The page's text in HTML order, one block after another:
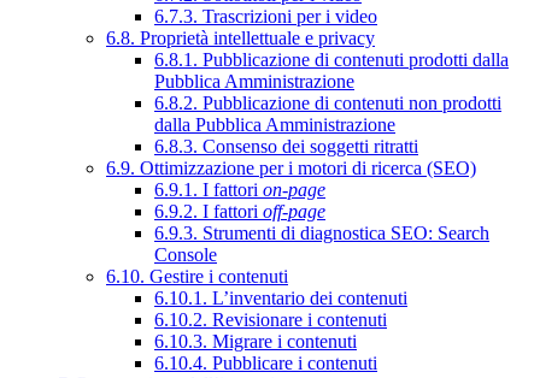
6.7.3. Trascrizioni per i video
6.8. Proprietà intellettuale e privacy
6.8.1. Pubblicazione di contenuti prodotti dalla
Pubblica Amministrazione
6.8.2. Pubblicazione di contenuti non prodotti
dalla Pubblica Amministrazione
6.8.3. Consenso dei soggetti ritratti
6.9. Ottimizzazione per i motori di ricerca (SEO)
6.9.1. I fattori on-page
6.9.2. I fattori off-page
6.9.3. Strumenti di diagnostica SEO: Search
Console
6.10. Gestire i contenuti
6.10.1. L’inventario dei contenuti
6.10.2. Revisionare i contenuti
6.10.3. Migrare i contenuti
6.10.4. Pubblicare i contenuti